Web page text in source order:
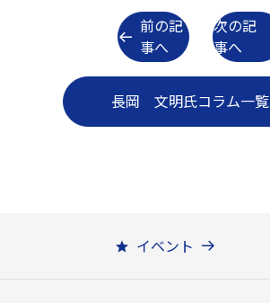
前の記
事へ
次の記
事へ
長岡 文明氏コラム一覧
イベント